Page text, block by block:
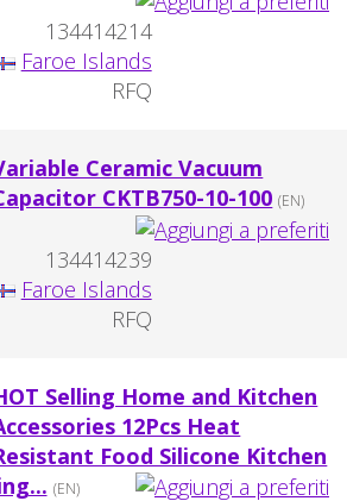
134414214
Faroe Islands
RFQ
Ceramic Vacuum
CKTB750-10-100 (EN)
134414239
Faroe Islands
RFQ
Selling Home and Kitchen
12Pcs Heat
Food Silicone Kitchen
(EN)